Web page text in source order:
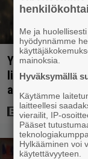
Yöllä tv:ssä:
lihakset
arvosana on 7,6
Me ja
hyödynnämme
mainoksia.
Hyväksymällä
Käytämme
laitteellesi
vierailit, IP-
Pääset
Hylkääminen voi
käytettävyyteen.